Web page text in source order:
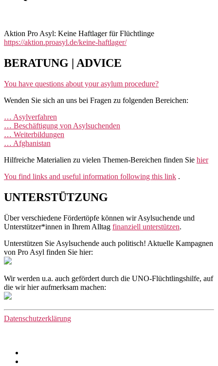
Aktion Pro Asyl: Keine Haftlager für Flüchtlinge
https://aktion.proasyl.de/keine-haftlager/
BERATUNG | ADVICE
You have questions about your asylum procedure?
Wenden Sie sich an uns bei Fragen zu folgenden Bereichen:
… Asylverfahren
… Beschäftigung von Asylsuchenden
… Weiterbildungen
… Afghanistan
Hilfreiche Materialien zu vielen Themen-Bereichen finden Sie hier
You find links and useful information following this link .
UNTERSTÜTZUNG
Über verschiedene Fördertöpfe können wir Asylsuchende und
Unterstützer*innen in Ihrem Alltag finanziell unterstützen.
Unterstützen Sie Asylsuchende auch politisch! Aktuelle Kampagnen
von Pro Asyl finden Sie hier:
Wir werden u.a. auch gefördert durch die UNO-Flüchtlingshilfe, auf
die wir hier aufmerksam machen:
Datenschutzerklärung